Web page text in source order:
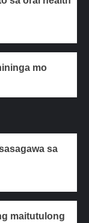
mo
sa
maitutulong